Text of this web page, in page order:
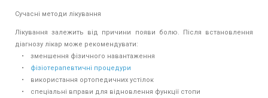
Сучасні методи лікування
Лікування залежить від причини появи болю. Після встановлення
діагнозу лікар може рекомендувати:
• зменшення фізичного навантаження
• фізіотерапевтичні процедури
• використання ортопедичних устілок
• спеціальні вправи для відновлення функції стопи